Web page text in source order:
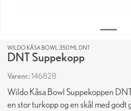
WILDO KÅSA BOWL 350 ML DNT
DNT Suppekopp
Varenr.:146828
Wildo Kåsa Bowl Suppekoppen
en stor turkopp og en skål med godt